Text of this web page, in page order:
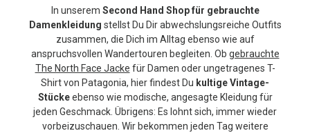
In unserem Second Hand Shop für gebrauchte
Damenkleidung stellst Du Dir abwechslungsreiche Outfits
zusammen, die Dich im Alltag ebenso wie auf
anspruchsvollen Wandertouren begleiten. Ob gebrauchte
The North Face Jacke für Damen oder ungetragenes T-
Shirt von Patagonia, hier findest Du kultige Vintage-
Stückeebenso wie modische, angesagte Kleidung für
jeden Geschmack. Übrigens: Es lohnt sich, immer wieder
vorbeizuschauen. Wir bekommen jeden Tag weitere